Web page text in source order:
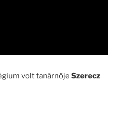
volt tanárnője Szerecz